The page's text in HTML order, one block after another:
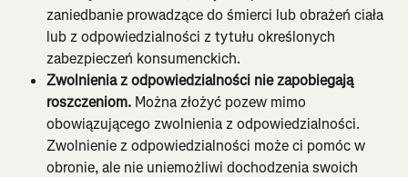
zaniedbanie prowadzące do śmierci lub obrażeń ciała
lub z odpowiedzialności z tytułu określonych
zabezpieczeń konsumenckich.
Zwolnienia z odpowiedzialności nie zapobiegają
roszczeniom. Można złożyć pozew mimo
obowiązującego zwolnienia z odpowiedzialności.
Zwolnienie z odpowiedzialności może ci pomóc w
obronie, ale nie uniemożliwi dochodzenia swoich